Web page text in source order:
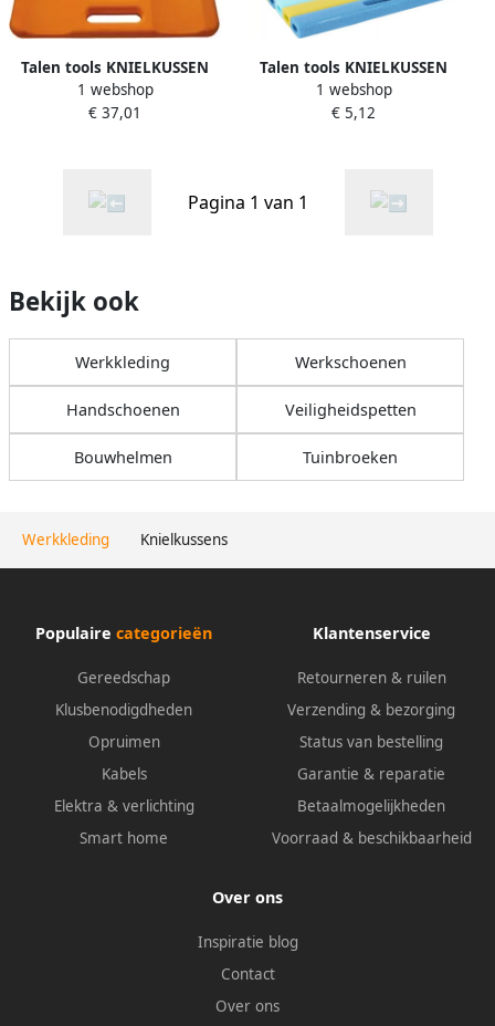
Werkkleding Knielkussens
Talen tools KNIELKUSSEN
ERGO KB12
1 webshop
€ 37,01
Talen tools KNIELKUSSEN
TK8
1 webshop
€ 5,12
Pagina 1 van 1
Bekijk ook
Werkkleding Werkschoenen
Handschoenen Veiligheidspetten
Bouwhelmen Tuinbroeken
Populaire categorieën
Gereedschap
Klusbenodigdheden
Opruimen
Kabels
Elektra & verlichting
Smart home
Klantenservice
Retourneren & ruilen
Verzending & bezorging
Status van bestelling
Garantie & reparatie
Betaalmogelijkheden
Voorraad & beschikbaarheid
Over ons
Inspiratie blog
Contact
Over ons